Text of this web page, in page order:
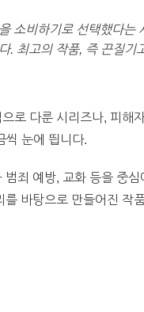
소비하기로 선택했다는
. 최고의 작품, 즉 끈질기
로 다룬 시리즈나, 피해
씩 눈에 띕니다.
범죄 예방, 교화 등을 중
바탕으로 만들어진 작